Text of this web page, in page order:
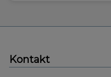
Kontakt